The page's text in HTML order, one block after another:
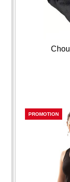
PROMOTION